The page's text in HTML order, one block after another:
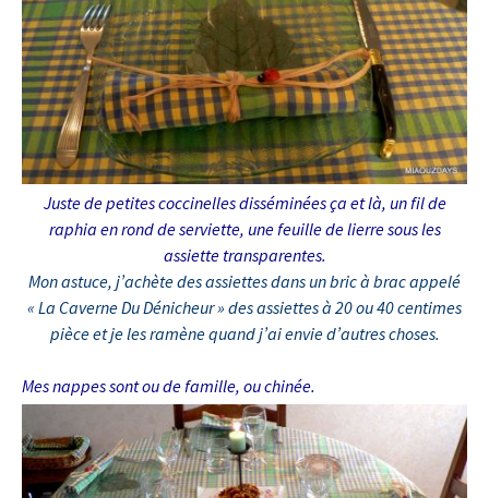
Juste de petites coccinelles disséminées ça et là, un fil de
raphia en rond de serviette, une feuille de lierre sous les
assiette transparentes.
Mon astuce, j’achète des assiettes dans un bric à brac appelé
« La Caverne Du Dénicheur » des assiettes à 20 ou 40 centimes
pièce et je les ramène quand j’ai envie d’autres choses.
Mes nappes sont ou de famille, ou chinée.